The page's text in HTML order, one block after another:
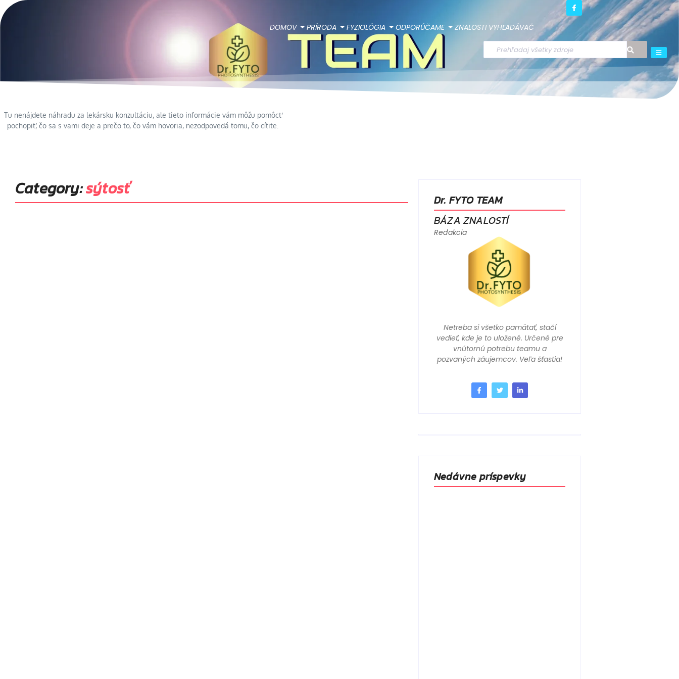
DOMOV PRÍRODA FYZIOLÓGIA ODPORÚČAME ZNALOSTI VYHĽADÁVAČ
Tu nenájdete náhradu za lekársku konzultáciu, ale tieto informácie vám môžu pomôcť
pochopiť, čo sa s vami deje a prečo to, čo vám hovoria, nezodpovedá tomu, čo cítite.
Category:sýtosť
Dr. FYTO TEAM
BÁZA ZNALOSTÍ
Redakcia
Netreba si všetko pamätať, stačí
vedieť, kde je to uložené. Určené pre
vnútornú potrebu teamu a
pozvaných záujemcov. Veľa šťastia!
Nedávne príspevky